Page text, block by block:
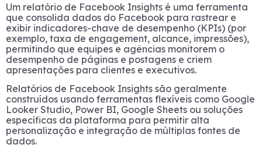
Um relatório de Facebook Insights é uma ferramenta
que consolida dados do Facebook para rastrear e
exibir indicadores-chave de desempenho (KPIs) (por
exemplo, taxa de engagement, alcance, impressões),
permitindo que equipes e agências monitorem o
desempenho de páginas e postagens e criem
apresentações para clientes e executivos.
Relatórios de Facebook Insights são geralmente
construídos usando ferramentas flexíveis como Google
Looker Studio, Power BI, Google Sheets ou soluções
específicas da plataforma para permitir alta
personalização e integração de múltiplas fontes de
dados.